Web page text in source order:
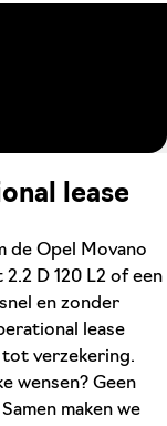
lease
de Opel Movano
D 120 L2 of een
en zonder
lease
tot verzekering.
wensen? Geen
maken we